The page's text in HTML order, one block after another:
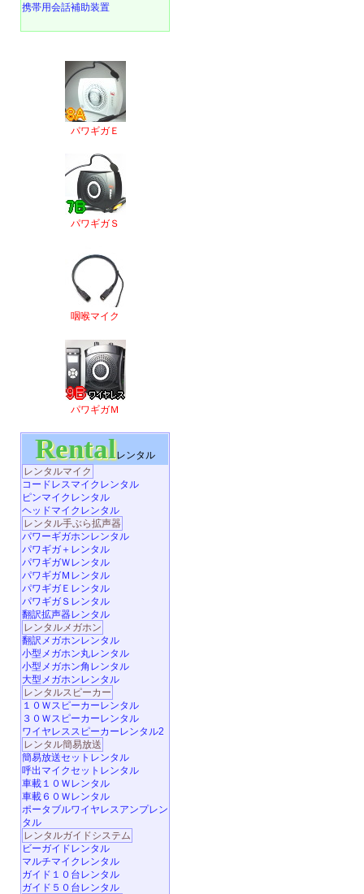
携帯用会話補助装置
パワギガＥ
パワギガＳ
咽喉マイク
パワギガＭ
Rentalレンタル
レンタルマイク
コードレスマイクレンタル
ピンマイクレンタル
ヘッドマイクレンタル
レンタル手ぶら拡声器
パワーギガホンレンタル
パワギガ＋レンタル
パワギガＷレンタル
パワギガＭレンタル
パワギガＥレンタル
パワギガＳレンタル
翻訳拡声器レンタル
レンタルメガホン
翻訳メガホンレンタル
小型メガホン丸レンタル
小型メガホン角レンタル
大型メガホンレンタル
レンタルスピーカー
１０Ｗスピーカーレンタル
３０Ｗスピーカーレンタル
ワイヤレススピーカーレンタル2
レンタル簡易放送
簡易放送セットレンタル
呼出マイクセットレンタル
車載１０Ｗレンタル
車載６０Ｗレンタル
ポータブルワイヤレスアンプレン
タル
レンタルガイドシステム
ビーガイドレンタル
マルチマイクレンタル
ガイド１０台レンタル
ガイド５０台レンタル